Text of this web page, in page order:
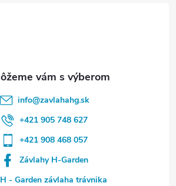
info@zavlahahg.sk
+421 905 748 627
+421 908 468 057
Závlahy H-Garden
H - Garden závlaha trávnika